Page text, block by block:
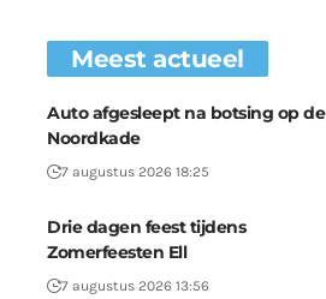
Meest actueel
Auto afgesleept na botsing op de
Noordkade
7 augustus 2026 18:25
Drie dagen feest tijdens
Zomerfeesten Ell
7 augustus 2026 13:56